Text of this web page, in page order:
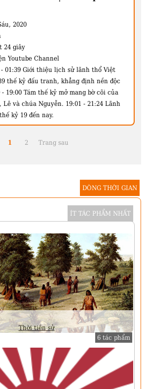
2020
24 giây
Youtube Channel
- 01:39 Giới thiệu lịch sử lãnh thổ Việt
thế kỷ đấu tranh, khẳng định nền độc
19:00 Tám thế kỷ mở mang bờ cõi của
Lê và chúa Nguyễn. 19:01 - 21:24 Lãnh
kỷ 19 đến nay.
1 2 Trang sau
DÒNG THỜI GIAN
ÍT TÁC PHẨM NHẤT
Thời tiền sử
6 tác phẩm